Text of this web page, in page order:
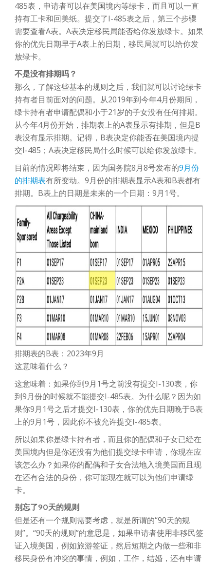
485表，申请者可以在美国境内等绿卡，而且可以一直
持有工卡和回美纸。提交了I-485表之后，第三个步骤
需要查看A表。A表决定移民局能否给你发放绿卡。如果
你的优先日期早于A表上的日期，移民局就可以给你发
放绿卡。
不是没有排期吗？
那么，了解这些基本的规则之后，我们就可以讨论绿卡
持有者目前面对的问题。从2019年到今年4月份期间，
绿卡持有者申请配偶和小于21岁的子女没有任何排期。
从今年4月份开始，排期表上的A表显示有排期，但是B
表没有显示排期。记得，B表决定你能否在美国境内提
交I-485；A表决定移民局什么时候可以给你发放绿卡。
目前的情况即将结束，因为国务院8月8号发布的9月份
的排期表有所变动。9月份的排期表显示A表和B表都有
排期。B表上的日期是未来的一个日期：9月1号。
排期表的B表：2023年9月
这意味着什么？
这意味着：如果你到9月1号之前没有提交I-130表，你
到9月份的时候就不能提交I-485表。为什么呢？因为如
果你9月1号之后才提交I-130表，你的优先日期晚于B表
上的9月1号，因此你不被允许提交I-485表。
所以如果你是绿卡持有者，而且你的配偶和子女已经在
美国境内但是你还没有为他们提交绿卡申请，你现在应
该怎么办？如果你的配偶和子女合法地入境美国而且现
在还有合法的身份，你可能现在就可以为他们申请绿
卡。
别忘了90天的规则
但是还有一个规则需要考虑，就是所谓的“90天的规
则”。“90天的规则”的意思是，如果申请者使用非移民签
证入境美国，例如旅游签证，然后短期之内做一些和非
移民身份有冲突的事情，例如，工作，结婚，还有申请